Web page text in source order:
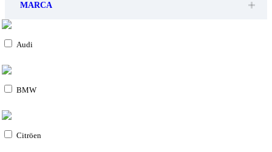
MARCA
Audi
BMW
Citröen